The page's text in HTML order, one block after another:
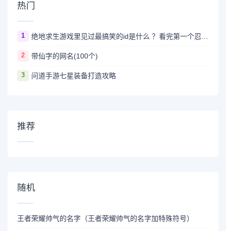
热门
1 绝地求生游戏里见过最搞笑的id是什么 ？看完第一个忍不住爆笑
2 带仙字的网名(100个)
3 问道手游七星装备打造攻略
推荐
随机
王者荣耀帅气的名字（王者荣耀帅气的名字加特殊符号）